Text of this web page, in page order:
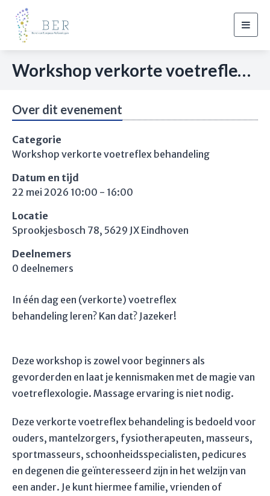
Workshop verkorte voetreflex behandeling Eindhoven
Over dit evenement
Categorie
Workshop verkorte voetreflex behandeling
Datum en tijd
22 mei 2026 10:00 - 16:00
Locatie
Sprookjesbosch 78, 5629 JX Eindhoven
Deelnemers
0 deelnemers
In één dag een (verkorte) voetreflex
behandeling leren? Kan dat? Jazeker!
Deze workshop is zowel voor beginners als
gevorderden en laat je kennismaken met de magie van
voetreflexologie. Massage ervaring is niet nodig.
Deze verkorte voetreflex behandeling is bedoeld voor
ouders, mantelzorgers, fysiotherapeuten, masseurs,
sportmasseurs, schoonheidsspecialisten, pedicures
en degenen die geïnteresseerd zijn in het welzijn van
een ander. Je kunt hiermee familie, vrienden of